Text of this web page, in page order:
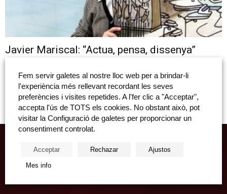
Javier Mariscal: “Actua, pensa, dissenya”
Sala d'Actes de l'Edificio Hucha, dijous, 14 de febrer, 19:30 hores
Entrada lliure fins a completar aforament Javier Mariscal és un...
Fem servir galetes al nostre lloc web per a brindar-li
l'experiència més rellevant recordant les seves
preferències i visites repetides. A l'fer clic a "Acceptar",
accepta l'ús de TOTS els cookies. No obstant això, pot
visitar la Configuració de galetes per proporcionar un
consentiment controlat.
Acceptar Rechazar Ajustos
Mes info